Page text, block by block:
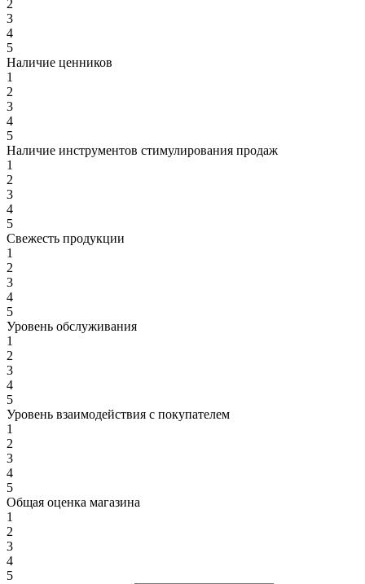
2
3
4
5
Наличие ценников
1
2
3
4
5
Наличие инструментов стимулирования продаж
1
2
3
4
5
Свежесть продукции
1
2
3
4
5
Уровень обслуживания
1
2
3
4
5
Уровень взаимодействия с покупателем
1
2
3
4
5
Общая оценка магазина
1
2
3
4
5